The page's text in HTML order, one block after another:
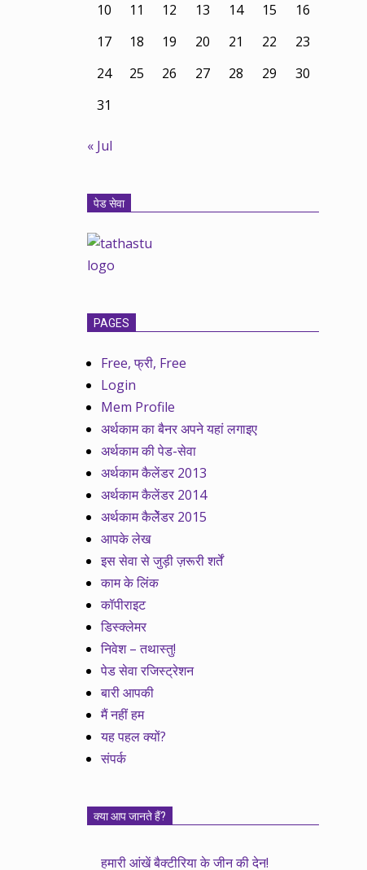
10
11 12 13 14 15
16
17
18 19 20 21 22
23
24
25 26 27 28 29
30
31
« Jul
पेड सेवा
PAGES
Free, फ्री, Free
Login
Mem Profile
अर्थकाम का बैनर अपने यहां लगाइए
अर्थकाम की पेड-सेवा
अर्थकाम कैलेंडर 2013
अर्थकाम कैलेंडर 2014
अर्थकाम कैलेेंडर 2015
आपके लेख
इस सेवा से जुड़ी ज़रूरी शर्तें
काम के लिंक
कॉपीराइट
डिस्क्लेमर
निवेश – तथास्तु!
पेड सेवा रजिस्ट्रेशन
बारी आपकी
मैं नहीं हम
यह पहल क्यों?
संपर्क
क्या आप जानते हैं?
हमारी आंखें बैक्टीरिया के जीन की देन!